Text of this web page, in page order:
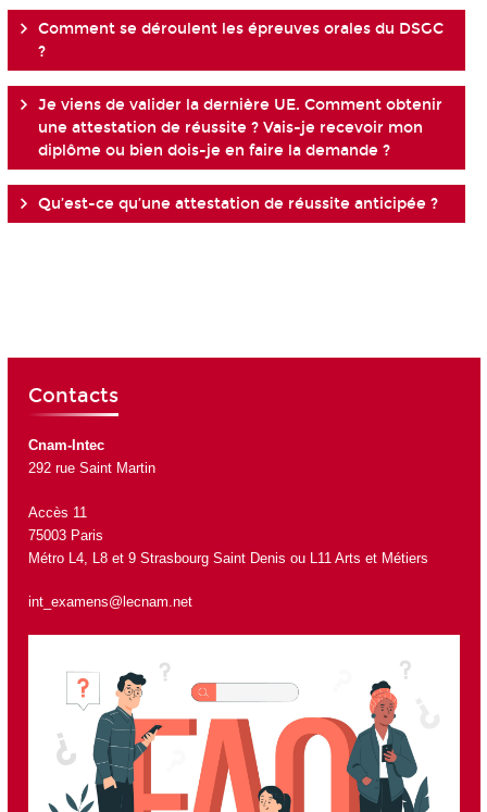
Comment se déroulent les épreuves orales du DSGC
?
Je viens de valider la dernière UE. Comment obtenir
une attestation de réussite ? Vais-je recevoir mon
diplôme ou bien dois-je en faire la demande ?
Qu’est-ce qu’une attestation de réussite anticipée ?
Contacts
Cnam-Intec
292 rue Saint Martin
Accès 11
75003 Paris
Métro L4, L8 et 9 Strasbourg Saint Denis ou L11 Arts et Métiers
int_examens@lecnam.net